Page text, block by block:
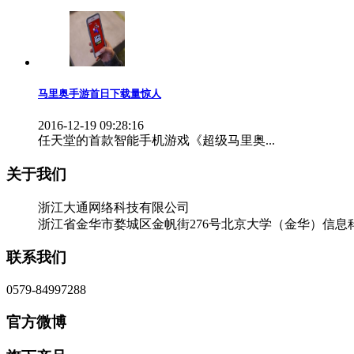
马里奥手游首日下载量惊人
2016-12-19 09:28:16
任天堂的首款智能手机游戏《超级马里奥...
关于我们
浙江大通网络科技有限公司
浙江省金华市婺城区金帆街276号北京大学（金华）信息
联系我们
0579-84997288
官方微博